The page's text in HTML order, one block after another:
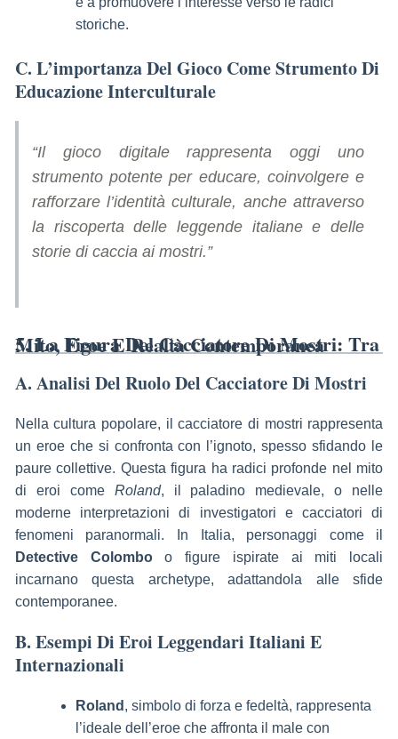
storiche.
C. L’importanza Del Gioco Come Strumento Di
Educazione Interculturale
“Il gioco digitale rappresenta oggi uno
strumento potente per educare, coinvolgere e
rafforzare l’identità culturale, anche attraverso
la riscoperta delle leggende italiane e delle
storie di caccia ai mostri.”
5. La Figura Del Cacciatore Di Mostri: Tra Mito, Eroe E Realtà Contemporanea
A. Analisi Del Ruolo Del Cacciatore Di Mostri
Nella cultura popolare, il cacciatore di mostri rappresenta
un eroe che si confronta con l’ignoto, spesso sfidando le
paure collettive. Questa figura ha radici profonde nel mito
di eroi come Roland, il paladino medievale, o nelle
moderne interpretazioni di investigatori e cacciatori di
fenomeni paranormali. In Italia, personaggi come il
Detective Colomboo figure ispirate ai miti locali
incarnano questa archetype, adattandola alle sfide
contemporanee.
B. Esempi Di Eroi Leggendari Italiani E
Internazionali
Roland , simbolo di forza e fedeltà, rappresenta
l’ideale dell’eroe che affronta il male con